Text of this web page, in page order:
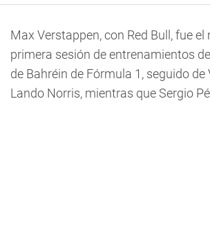
Max Verstappen, con Red Bull, fue el
primera sesión de entrenamientos
de Bahréin de Fórmula 1, seguido
Lando Norris, mientras que Sergio